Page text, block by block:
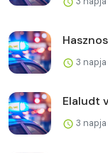
3
Elaludt
3